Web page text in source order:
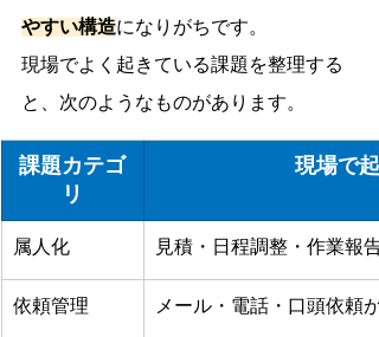
やすい構造になりがちです。
現場でよく起きている課題を整理する
と、次のようなものがあります。
課題カテゴ
リ
現場で
属人化 見積・日程調整・作業報
依頼管理 メール・電話・口頭依頼